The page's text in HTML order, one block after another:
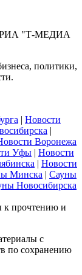
РИА "Т-МЕДИА
политики,
| Новости
|
Воронежа
Уфы | Новости
| Новости
Минска | Сауны
Новосибирска
к прочтению и
с
по сохранению